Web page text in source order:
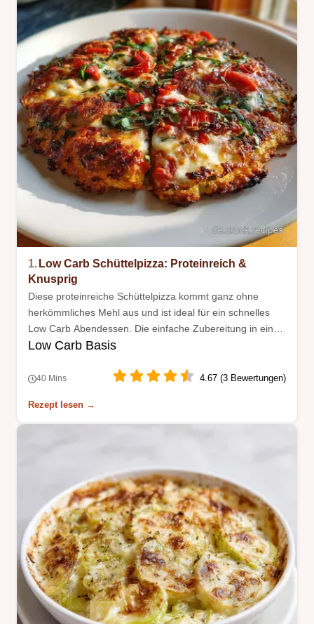
1. Low Carb Schüttelpizza: Proteinreich &
Knusprig
Diese proteinreiche Schüttelpizza kommt ganz ohne
herkömmliches Mehl aus und ist ideal für ein schnelles
Low Carb Abendessen. Die einfache Zubereitung in einer
Form spart Zeit beim Abwasch.
Low Carb Basis
40 Mins 4.67 (3 Bewertungen)
Rezept lesen →